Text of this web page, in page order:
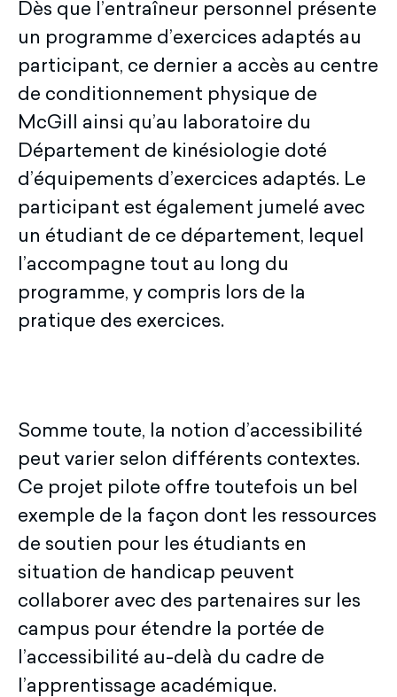
Dès que l’entraîneur personnel présente
un programme d’exercices adaptés au
participant, ce dernier a accès au centre
de conditionnement physique de
McGill ainsi qu’au laboratoire du
Département de kinésiologie doté
d’équipements d’exercices adaptés. Le
participant est également jumelé avec
un étudiant de ce département, lequel
l’accompagne tout au long du
programme, y compris lors de la
pratique des exercices.
Somme toute, la notion d’accessibilité
peut varier selon différents contextes.
Ce projet pilote offre toutefois un bel
exemple de la façon dont les ressources
de soutien pour les étudiants en
situation de handicap peuvent
collaborer avec des partenaires sur les
campus pour étendre la portée de
l’accessibilité au-delà du cadre de
l’apprentissage académique.